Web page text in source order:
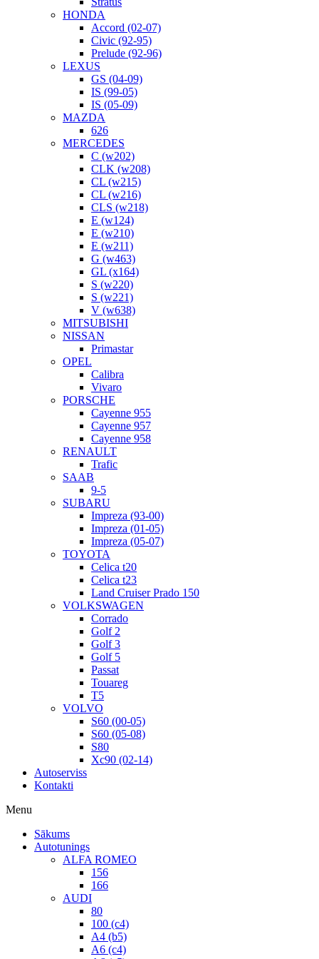
HONDA
Accord (02-07)
Civic (92-95)
Prelude (92-96)
LEXUS
GS (04-09)
IS (99-05)
IS (05-09)
MAZDA
626
MERCEDES
C (w202)
CLK (w208)
CL (w215)
CL (w216)
CLS (w218)
E (w124)
E (w210)
E (w211)
G (w463)
GL (x164)
S (w220)
S (w221)
V (w638)
MITSUBISHI
NISSAN
Primastar
OPEL
Calibra
Vivaro
PORSCHE
Cayenne 955
Cayenne 957
Cayenne 958
RENAULT
Trafic
SAAB
9-5
SUBARU
Impreza (93-00)
Impreza (01-05)
Impreza (05-07)
TOYOTA
Celica t20
Celica t23
Land Cruiser Prado 150
VOLKSWAGEN
Corrado
Golf 2
Golf 3
Golf 5
Passat
Touareg
T5
VOLVO
S60 (00-05)
S60 (05-08)
S80
Xc90 (02-14)
Autoserviss
Kontakti
Menu
Sākums
Autotunings
ALFA ROMEO
156
166
AUDI
80
100 (c4)
A4 (b5)
A6 (c4)